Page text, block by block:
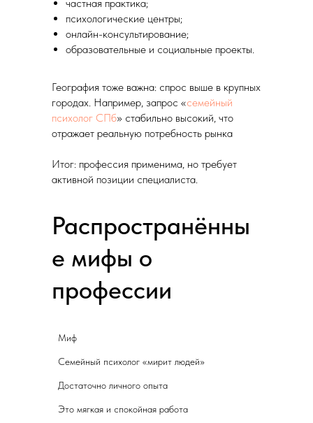
частная практика;
психологические центры;
онлайн-консультирование;
образовательные и социальные проекты.
География тоже важна: спрос выше в крупных
городах. Например, запрос «семейный
психолог СПб» стабильно высокий, что
отражает реальную потребность рынка
Итог: профессия применима, но требует
активной позиции специалиста.
Распространённы
е мифы о
профессии
Семейный психолог «мирит людей»
Достаточно личного опыта